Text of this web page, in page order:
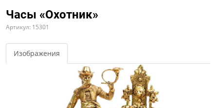
Часы «Охотник»
Артикул: 15301
Изображения